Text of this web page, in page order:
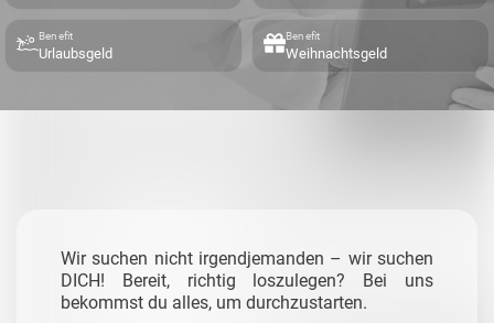
Benefit
Urlaubsgeld
Benefit
Weihnachtsgeld
Wir suchen nicht irgendjemanden – wir suchen
DICH! Bereit, richtig loszulegen? Bei uns
bekommst du alles, um durchzustarten.